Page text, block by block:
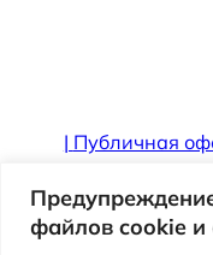
файлов cookie и
| Публичная